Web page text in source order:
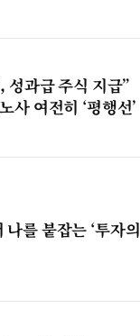
성과급 주식 지급”
사 여전히 ‘평행선’
를 붙잡는 ‘투자의